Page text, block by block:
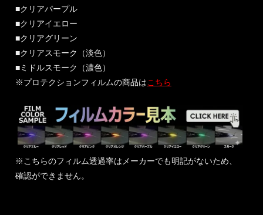
■クリアパープル
■クリアイエロー
■クリアグリーン
■クリアスモーク（淡色）
■ミドルスモーク（濃色）
※プロテクションフィルムの商品はこちら
※こちらのフィルム透過率はメーカーでも明記がないため、
確認ができません。